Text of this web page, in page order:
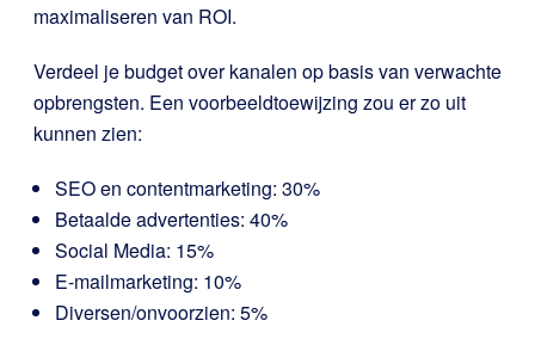
maximaliseren van ROI.
Verdeel je budget over kanalen op basis van verwachte
opbrengsten. Een voorbeeldtoewijzing zou er zo uit
kunnen zien:
SEO en contentmarketing: 30%
Betaalde advertenties: 40%
Social Media: 15%
E-mailmarketing: 10%
Diversen/onvoorzien: 5%